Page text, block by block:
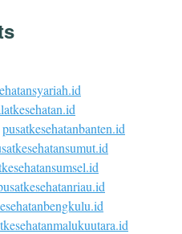
pusatkesehatanbanten.id